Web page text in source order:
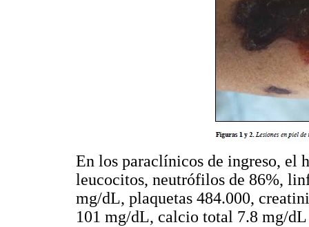
En los paraclínicos de ingreso, el
leucocitos, neutrófilos de 86%,
mg/dL, plaquetas 484.000,
101 mg/dL, calcio total 7.8 mg/